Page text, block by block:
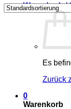
Warenkorb /
Es
Zurück
0
Warenkorb